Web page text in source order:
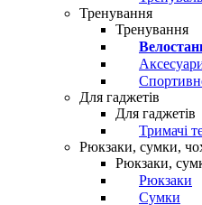
Тренування
Тренування
Для гаджетів
Для гаджетів
Тримачі
Рюкзаки, сумки,
Рюкзаки,
Рюкзаки
Сумки